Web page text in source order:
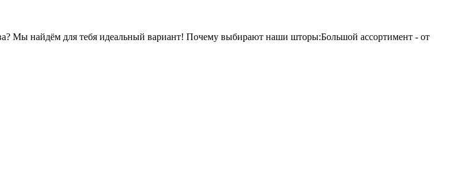
Мы найдём для тебя идеальный вариант! Почему выбирают наши шторы:Большой ассортимент - от